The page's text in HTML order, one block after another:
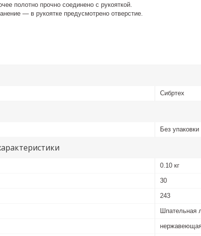
полотно прочно соединено с рукояткой.
— в рукоятке предусмотрено отверстие.
Сибртех
Без упаковки
0.10 кг
30
243
Шпательная